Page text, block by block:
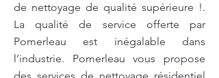
de nettoyage de qualité supérieure !.
La qualité de service offerte par
Pomerleau est inégalable dans
l’industrie. Pomerleau vous propose